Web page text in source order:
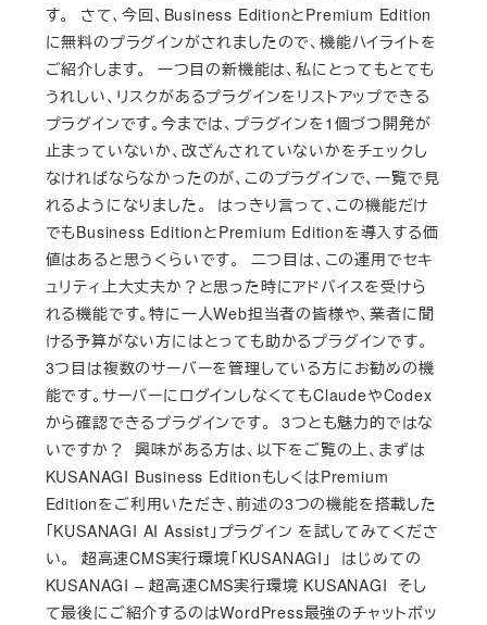
す。 さて、今回、Business EditionとPremium Edition
に無料のプラグインがされましたので、機能ハイライトを
ご紹介します。 一つ目の新機能は、私にとってもとても
うれしい、リスクがあるプラグインをリストアップできる
プラグインです。今までは、プラグインを1個づつ開発が
止まっていないか、改ざんされていないかをチェックし
なければならなかったのが、このプラグインで、一覧で見
れるようになりました。 はっきり言って、この機能だけ
でもBusiness EditionとPremium Editionを導入する価
値はあると思うくらいです。 二つ目は、この運用でセキ
ュリティ上大丈夫か？と思った時にアドバイスを受けら
れる機能です。特に一人Web担当者の皆様や、業者に聞
ける予算がない方にはとっても助かるプラグインです。
3つ目は複数のサーバーを管理している方にお勧めの機
能です。サーバーにログインしなくてもClaudeやCodex
から確認できるプラグインです。 3つとも魅力的ではな
いですか？ 興味がある方は、以下をご覧の上、まずは
KUSANAGI Business EditionもしくはPremium
Editionをご利用いただき、前述の3つの機能を搭載した
「KUSANAGI AI Assist」プラグイン を試してみてくださ
い。 超高速CMS実行環境「KUSANAGI」 はじめての
KUSANAGI – 超高速CMS実行環境 KUSANAGI そし
て最後にご紹介するのはWordPress最強のチャットボッ